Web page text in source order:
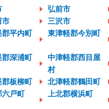
弘前市
市
三沢市
郡平内町
東津軽郡今別町
郡深浦町
中津軽郡西目屋
村
郡板柳町
北津軽郡鶴田町
六戸町
上北郡横浜町